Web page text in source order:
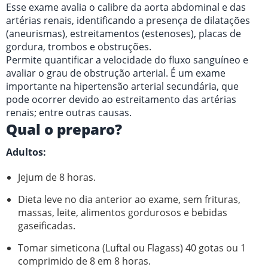
Esse exame avalia o calibre da aorta abdominal e das
artérias renais, identificando a presença de dilatações
(aneurismas), estreitamentos (estenoses), placas de
gordura, trombos e obstruções.
Permite quantificar a velocidade do fluxo sanguíneo e
avaliar o grau de obstrução arterial. É um exame
importante na hipertensão arterial secundária, que
pode ocorrer devido ao estreitamento das artérias
renais; entre outras causas.
Qual o preparo?
Adultos:
Jejum de 8 horas.
Dieta leve no dia anterior ao exame, sem frituras,
massas, leite, alimentos gordurosos e bebidas
gaseificadas.
Tomar simeticona (Luftal ou Flagass) 40 gotas ou 1
comprimido de 8 em 8 horas.